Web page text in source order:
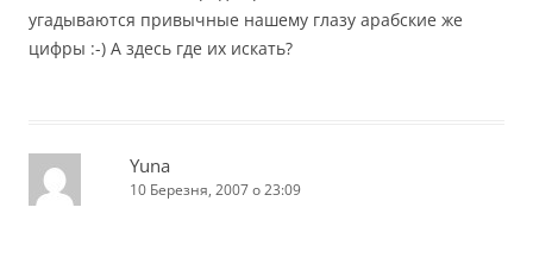
угадываются привычные нашему глазу арабские же
цифры :-) А здесь где их искать?
Yuna
10 Березня, 2007 о 23:09